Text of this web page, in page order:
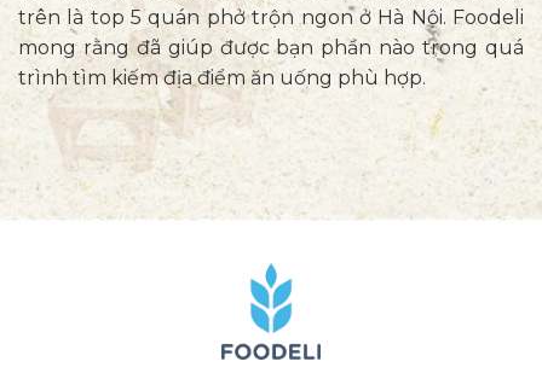
trên là top 5 quán phở trộn ngon ở Hà Nội. Foodeli
mong rằng đã giúp được bạn phần nào trong quá
trình tìm kiếm địa điểm ăn uống phù hợp.